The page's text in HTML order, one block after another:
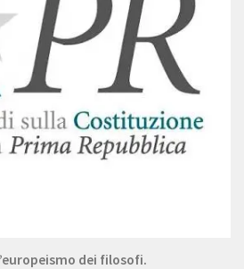
dei filosofi.